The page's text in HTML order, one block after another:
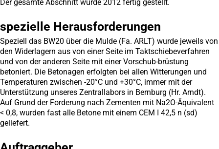
Der gesamte Abschnitt wurde 2012 fertig gestellt.
spezielle Herausforderungen
Speziell das BW20 über die Mulde (Fa. ARLT) wurde jeweils von
den Widerlagern aus von einer Seite im Taktschiebeverfahren
und von der anderen Seite mit einer Vorschub-brüstung
betoniert. Die Betonagen erfolgten bei allen Witterungen und
Temperaturen zwischen -20°C und +30°C, immer mit der
Unterstützung unseres Zentrallabors in Bernburg (Hr. Arndt).
Auf Grund der Forderung nach Zementen mit Na2O-Äquivalent
< 0,8, wurden fast alle Betone mit einem CEM I 42,5 n (sd)
geliefert.